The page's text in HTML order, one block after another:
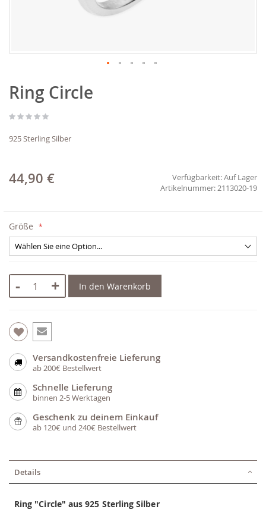
Anfang
der
springen
Ring Circle
925 Sterling Silber
44,90 € Verfügbarkeit:Auf Lager
2113020-19
Größe
- + In den Warenkorb
Versandkostenfreie Lieferung
ab 200€ Bestellwert
Schnelle Lieferung
binnen 2-5 Werktagen
Geschenk zu deinem Einkauf
ab 120€ und 240€ Bestellwert
Details
Ring "Circle" aus 925 Sterling Silber